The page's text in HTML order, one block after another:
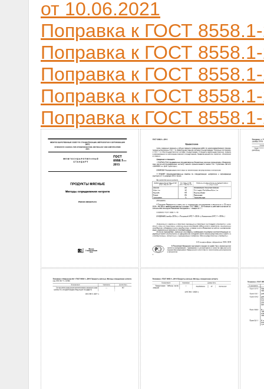
от 10.06.2021
Поправка к ГОСТ
Поправка к ГОСТ
Поправка к ГОСТ
Поправка к ГОСТ
Поправка к ГОСТ